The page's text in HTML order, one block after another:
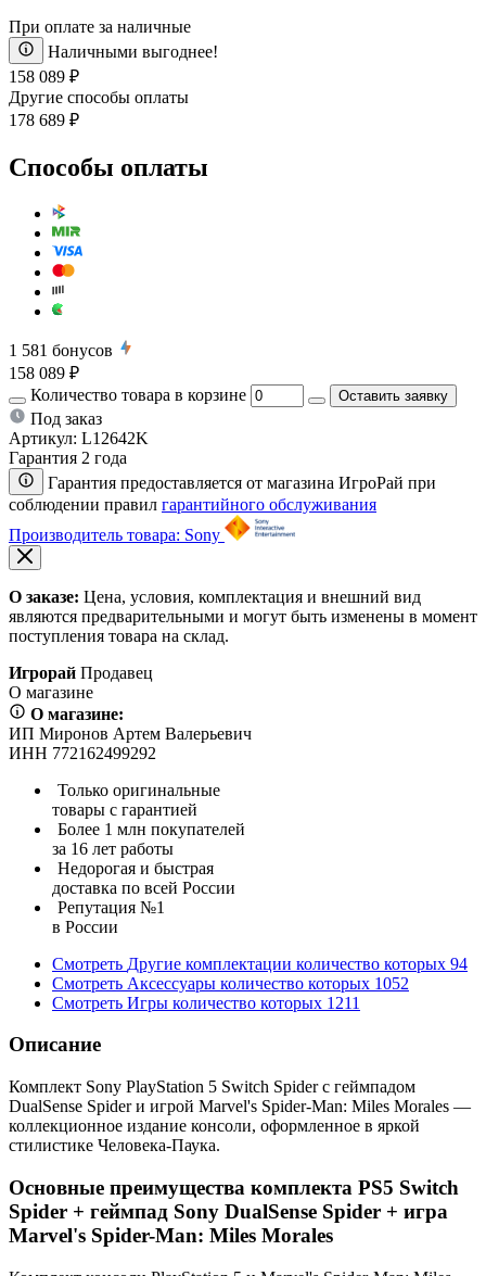
При оплате за наличные
Наличными выгоднее!
158 089 ₽
Другие способы оплаты
178 689 ₽
Способы оплаты
1 581 бонусов
158 089 ₽
Количество товара в корзине
Оставить заявку
Под заказ
Артикул: L12642K
Гарантия 2 года
Гарантия предоставляется от магазина ИгроРай при
соблюдении правил гарантийного обслуживания
Производитель товара: Sony
О заказе: Цена, условия, комплектация и внешний вид
являются предварительными и могут быть изменены в момент
поступления товара на склад.
Игрорай Продавец
О магазине
О магазине:
ИП Миронов Артем Валерьевич
ИНН 772162499292
Только оригинальные
товары с гарантией
Более 1 млн покупателей
за 16 лет работы
Недорогая и быстрая
доставка по всей России
Репутация №1
в России
Смотреть Другие комплектации количество которых 94
Смотреть Аксессуары количество которых 1052
Смотреть Игры количество которых 1211
Описание
Комплект Sony PlayStation 5 Switch Spider с геймпадом
DualSense Spider и игрой Marvel's Spider-Man: Miles Morales —
коллекционное издание консоли, оформленное в яркой
стилистике Человека-Паука.
Основные преимущества комплекта PS5 Switch
Spider + геймпад Sony DualSense Spider + игра
Marvel's Spider-Man: Miles Morales